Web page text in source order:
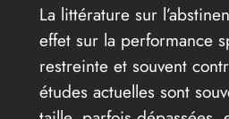
La littérature sur
effet sur la performance
restreinte et souvent
études actuelles sont